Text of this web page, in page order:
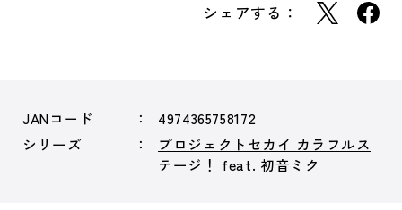
シェアする：
JANコード
4974365758172
シリーズ
プロジェクトセカイ カラフルス
テージ！ feat. 初音ミク